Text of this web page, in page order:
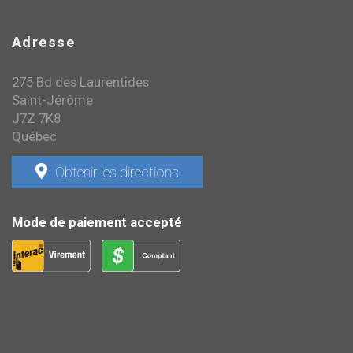
Adresse
275 Bd des Laurentides
Saint-Jérôme
J7Z 7K8
Québec
Obtenir les directions
Mode de paiement accepté